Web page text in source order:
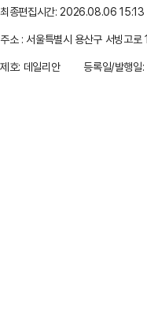
최종편집시간: 2026.08.06 15:13
주소 : 서울특별시 용산구 서빙고
제호: 데일리안
등록일/발행